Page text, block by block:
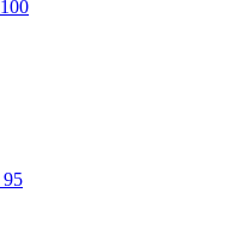
100
95